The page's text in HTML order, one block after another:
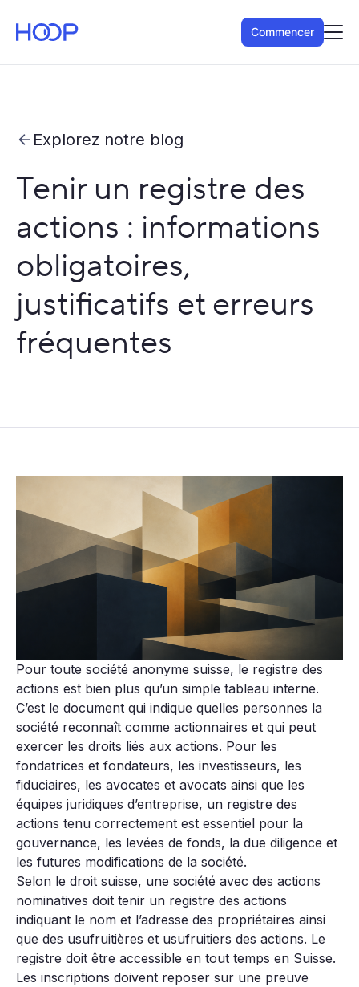
Commencer
Explorez notre blog
Tenir un registre des
actions : informations
obligatoires,
justificatifs et erreurs
fréquentes
Pour toute société anonyme suisse, le registre des
actions est bien plus qu’un simple tableau interne.
C’est le document qui indique quelles personnes la
société reconnaît comme actionnaires et qui peut
exercer les droits liés aux actions. Pour les
fondatrices et fondateurs, les investisseurs, les
fiduciaires, les avocates et avocats ainsi que les
équipes juridiques d’entreprise, un registre des
actions tenu correctement est essentiel pour la
gouvernance, les levées de fonds, la due diligence et
les futures modifications de la société.
Selon le droit suisse, une société avec des actions
nominatives doit tenir un registre des actions
indiquant le nom et l’adresse des propriétaires ainsi
que des usufruitières et usufruitiers des actions. Le
registre doit être accessible en tout temps en Suisse.
Les inscriptions doivent reposer sur une preuve